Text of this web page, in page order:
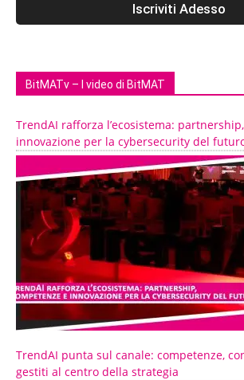
BitMATv – I video di BitMAT
TrendAI rafforza l’ecosistema:
innovazione per la cybersecurity del
TrendAI punta sul canale: competenze,
gestiti al centro della strategia